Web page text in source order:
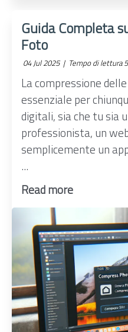
Guida Completa
Foto
04 Jul 2025 | Tempo di lettura
La compressione
essenziale per
digitali, sia che tu sia
professionista, un
semplicemente un
...
Read more